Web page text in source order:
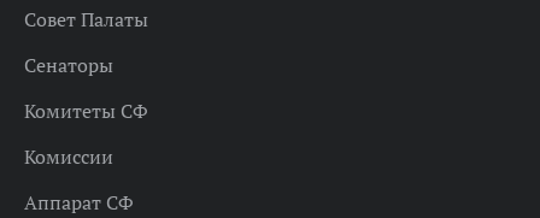
Совет Палаты
Сенаторы
Комитеты СФ
Комиссии
Аппарат СФ